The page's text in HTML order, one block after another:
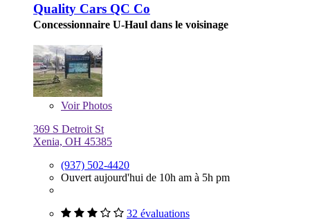
Quality Cars QC Co
Concessionnaire U-Haul dans le voisinage
VoirPhotos
369 S Detroit St
Xenia, OH 45385
(937) 502-4420
Ouvert aujourd'hui de 10h am à 5h pm
32 évaluations